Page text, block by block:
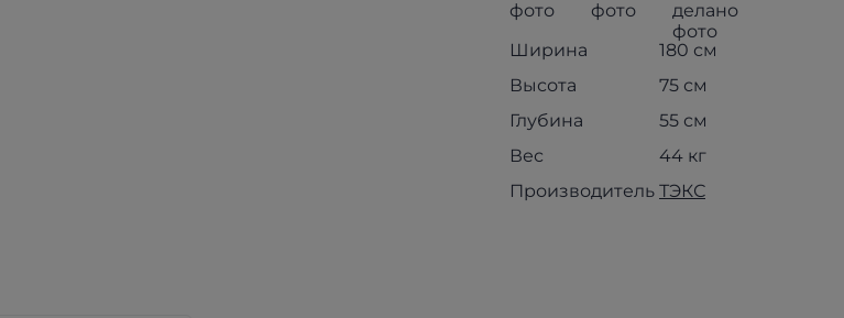
Ширина
180 см
Высота
75 см
Глубина
55 см
Вес
44 кг
Производитель ТЭКС